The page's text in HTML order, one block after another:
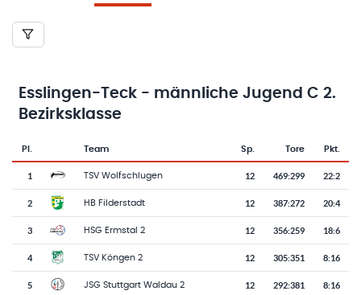
Esslingen-Teck - männliche Jugend C 2.
Bezirksklasse
Pl.
Team-Logo
Team Sp. Tore Pkt.
1 TSV Wolfschlugen 12 469:299 22:2
2 HB Filderstadt 12 387:272 20:4
3 HSG Ermstal 2 12 356:259 18:6
4 TSV Köngen 2 12 305:351 8:16
5 JSG Stuttgart Waldau 2 12 292:381 8:16